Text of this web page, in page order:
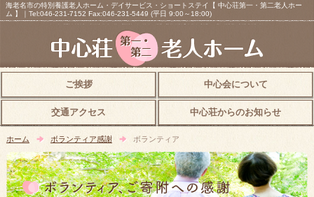
海老名市の特別養護老人ホーム・デイサービス・ショートステイ【 中心荘第一・第二老人ホー
ム 】｜Tel:046-231-7152 Fax:046-231-5449 (平日 9:00～18:00)
ご挨拶 中心会について
交通アクセス 中心荘からのお知らせ
ホーム ボランティア感謝 ボランティア